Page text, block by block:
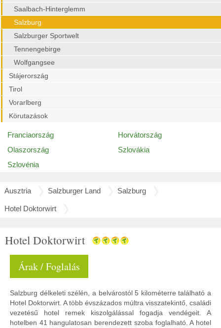
Saalbach-Hinterglemm
Salzburg
Salzburger Sportwelt
Tennengebirge
Wolfgangsee
Stájerország
Tirol
Vorarlberg
Körutazások
Franciaország
Horvátország
Olaszország
Szlovákia
Szlovénia
Ausztria Salzburger Land Salzburg
Hotel Doktorwirt
Hotel Doktorwirt
Árak / Foglalás
Salzburg délkeleti szélén, a belvárostól 5 kilométerre található a
Hotel Doktorwirt. A több évszázados múltra visszatekintő, családi
vezetésű hotel remek kiszolgálással fogadja vendégeit. A
hotelben 41 hangulatosan berendezett szoba foglalható. A hotel